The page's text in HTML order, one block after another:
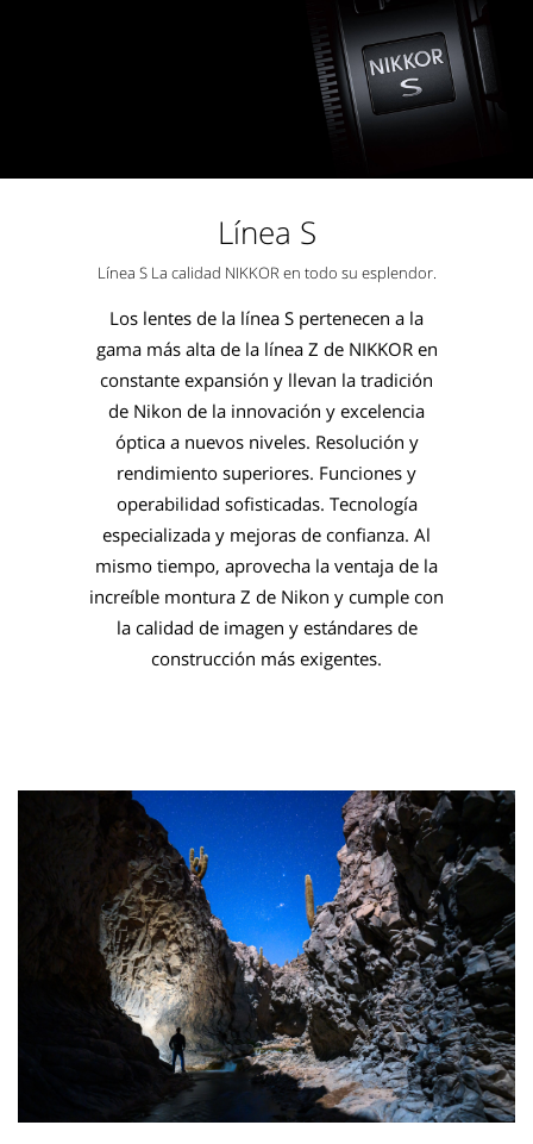
Línea S
Línea S La calidad NIKKOR en todo su esplendor.
Los lentes de la línea S pertenecen a la
gama más alta de la línea Z de NIKKOR en
constante expansión y llevan la tradición
de Nikon de la innovación y excelencia
óptica a nuevos niveles. Resolución y
rendimiento superiores. Funciones y
operabilidad sofisticadas. Tecnología
especializada y mejoras de confianza. Al
mismo tiempo, aprovecha la ventaja de la
increíble montura Z de Nikon y cumple con
la calidad de imagen y estándares de
construcción más exigentes.